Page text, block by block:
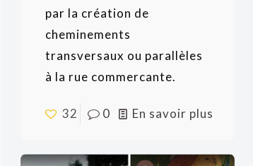
par la création de
cheminements
transversaux ou parallèles
à la rue commercante.
32 0 En savoir plus